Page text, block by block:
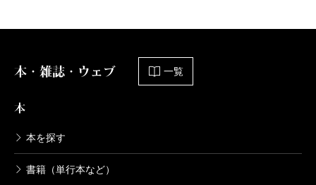
本・雑誌・ウェブ 一覧
本
本を探す
書籍（単行本など）